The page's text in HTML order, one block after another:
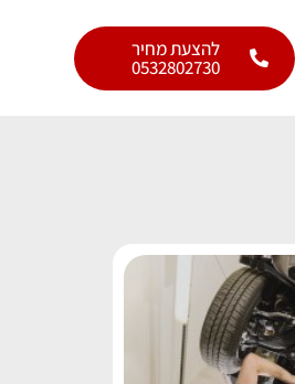
להצעת מחיר
0532802730